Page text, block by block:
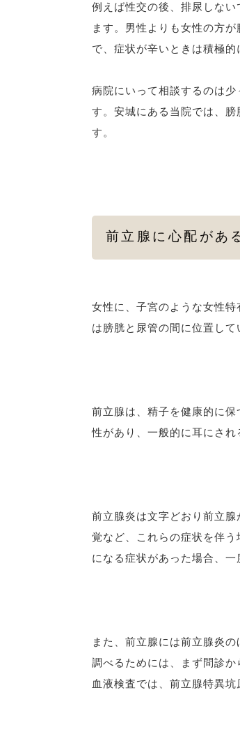
例えば性交の後、排尿しな
ます。男性よりも女性の方
で、症状が辛いときは積極的
病院にいって相談するのは
す。安城にある当院では、
す。
前立腺に心配があ
女性に、子宮のような女性
は膀胱と尿管の間に位置し
前立腺は、精子を健康的に
性があり、一般的に耳にされ
前立腺炎は文字どおり前立
覚など、これらの症状を伴
になる症状があった場合、一
また、前立腺には前立腺炎
調べるためには、まず問診
血液検査では、前立腺特異坑